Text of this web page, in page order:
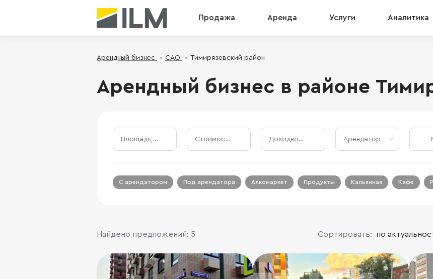
Продажа Аренда Услуги Аналитика
Арендный бизнес САО Тимирязевский район
Арендный бизнес в районе
Площадь, м² Стоимость, ₽ Доходность, % Арендатор
С арендатором Под арендатора Алкомаркет Продукты Кальянная Кафе
Найдено предложений: 5 Сортировать: по